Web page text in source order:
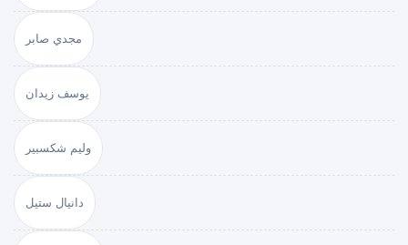
مجدي صابر
يوسف زيدان
وليم شكسبير
دانيال ستيل